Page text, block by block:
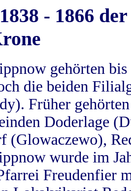
- 1866
gehörten
die beiden
Früher
Doderlage
(Glowaczewo),
wurde im
Freudenfier